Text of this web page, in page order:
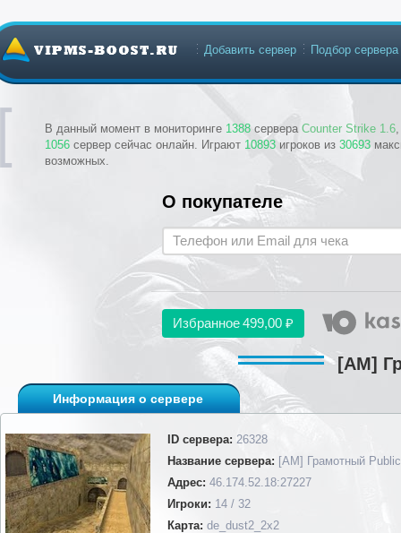
В данный момент в мониторинге 1388 сервера Counter Strike 1.6
1056 сервер сейчас онлайн. Играют 10893 игроков из 30693
возможных.
Добавить сервер Подбор сервера
О покупателе
Избранное499,00 ₽
[AM]
Информация о сервере
ID сервера: 26328
Название сервера: [AM] Грамотный Public
Адрес: 46.174.52.18:27227
Игроки: 14 / 32
Карта: de_dust2_2x2